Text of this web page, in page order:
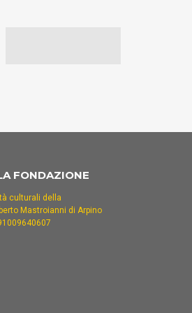
FONDAZIONE
culturali della
Mastroianni di Arpino